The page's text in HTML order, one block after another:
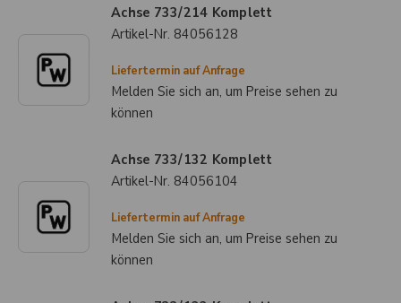
Achse 733/214 Komplett
Artikel-Nr. 84056128
Liefertermin auf Anfrage
Melden Sie sich an, um Preise sehen zu
können
Achse 733/132 Komplett
Artikel-Nr. 84056104
Liefertermin auf Anfrage
Melden Sie sich an, um Preise sehen zu
können